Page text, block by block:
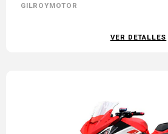
GILROYMOTOR
VER DETALLES